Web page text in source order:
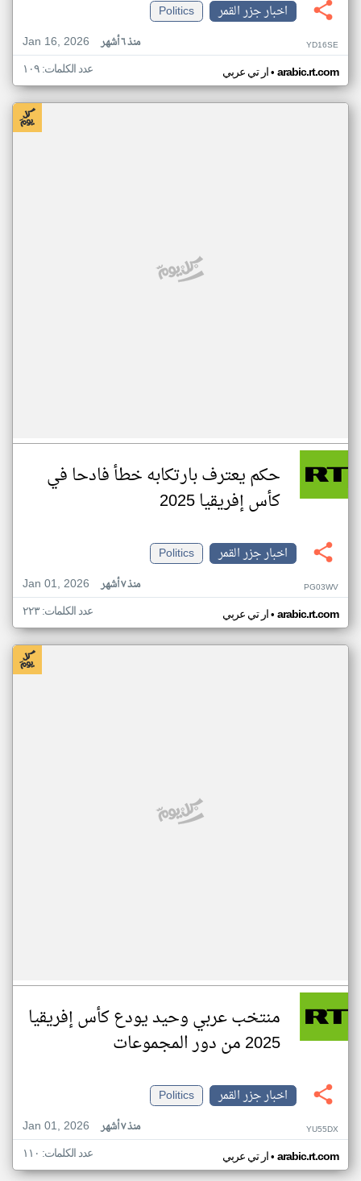
اخبار جزر القمر
Politics
Jan 16, 2026
منذ ٦ أشهر YD16SE
ار تي عربي• arabic.rt.com عدد الكلمات: ١٠٩
حكم يعترف بارتكابه خطأ فادحا في
كأس إفريقيا 2025
اخبار جزر القمر
Politics
Jan 01, 2026
منذ ٧ أشهر PG03WV
ار تي عربي• arabic.rt.com عدد الكلمات: ٢٢٣
منتخب عربي وحيد يودع كأس إفريقيا
2025 من دور المجموعات
اخبار جزر القمر
Politics
Jan 01, 2026
منذ ٧ أشهر YU55DX
ار تي عربي• arabic.rt.com عدد الكلمات: ١١٠